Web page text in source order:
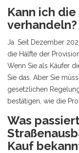
Kann ich
verhandeln?
Ja. Seit Dezember
die Hälfte der
Wenn Sie als Käufer
Sie das. Aber Sie
gesetzlichen
bestätigen, wie die
Was
Kauf